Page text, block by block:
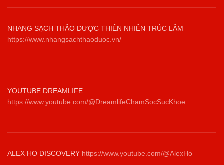
NHANG SẠCH THẢO DƯỢC THIÊN NHIÊN TRÚC LÂM
https://www.nhangsachthaoduoc.vn/
YOUTUBE DREAMLIFE
https://www.youtube.com/@DreamlifeChamSocSucKhoe
ALEX HO DISCOVERY https://www.youtube.com/@AlexHo